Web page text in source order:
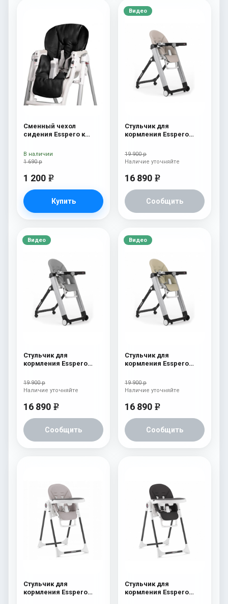
Сменный чехол
сидения Esspero к
кормления Peg-Perego
Diner Black
1 690 р
1 200 e
Купить
В наличии
Видео
Стульчик для
кормления Esspero
19 900 р
16 890 e
Сообщить
Наличие уточняйте
Видео
Стульчик для
кормления Esspero
19 900 р
16 890 e
Сообщить
Наличие уточняйте
Видео
Стульчик для
кормления Esspero
19 900 р
16 890 e
Сообщить
Наличие уточняйте
Стульчик для
кормления Esspero
Стульчик для
кормления Esspero